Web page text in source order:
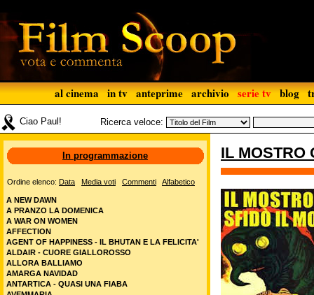
al cinema in tv anteprime archivio serie tv blog
Ciao Paul! Ricerca veloce:
IL MOSTRO
In programmazione
Ordine elenco: Data Media voti Commenti Alfabetico
A NEW DAWN
A PRANZO LA DOMENICA
A WAR ON WOMEN
AFFECTION
AGENT OF HAPPINESS - IL BHUTAN E LA FELICITA'
ALDAIR - CUORE GIALLOROSSO
ALLORA BALLIAMO
AMARGA NAVIDAD
ANTARTICA - QUASI UNA FIABA